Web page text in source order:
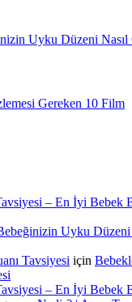
Uyku Düzeni Nasıl
Gereken 10 Film
– En İyi Bebek
Uyku Düzeni
Tavsiyesi için
– En İyi Bebek